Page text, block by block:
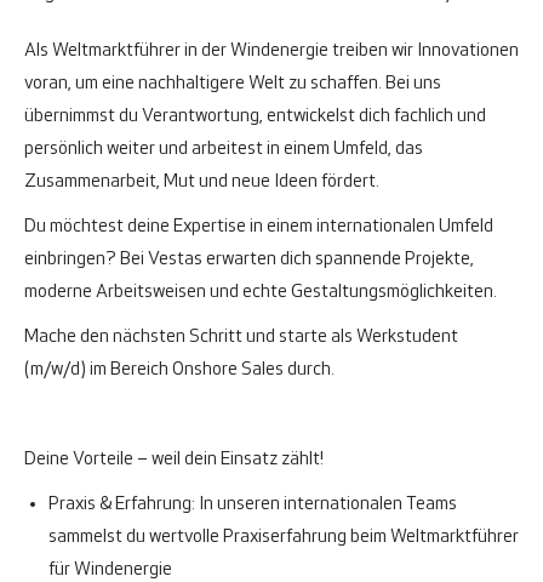
Als Weltmarktführer in der Windenergie treiben wir Innovationen
voran, um eine nachhaltigere Welt zu schaffen. Bei uns
übernimmst du Verantwortung, entwickelst dich fachlich und
persönlich weiter und arbeitest in einem Umfeld, das
Zusammenarbeit, Mut und neue Ideen fördert.
Du möchtest deine Expertise in einem internationalen Umfeld
einbringen? Bei Vestas erwarten dich spannende Projekte,
moderne Arbeitsweisen und echte Gestaltungsmöglichkeiten.
Mache den nächsten Schritt und starte als Werkstudent
(m/w/d) im Bereich Onshore Sales durch.
Deine Vorteile – weil dein Einsatz zählt!
Praxis & Erfahrung: In unseren internationalen Teams
sammelst du wertvolle Praxiserfahrung beim Weltmarktführer
für Windenergie